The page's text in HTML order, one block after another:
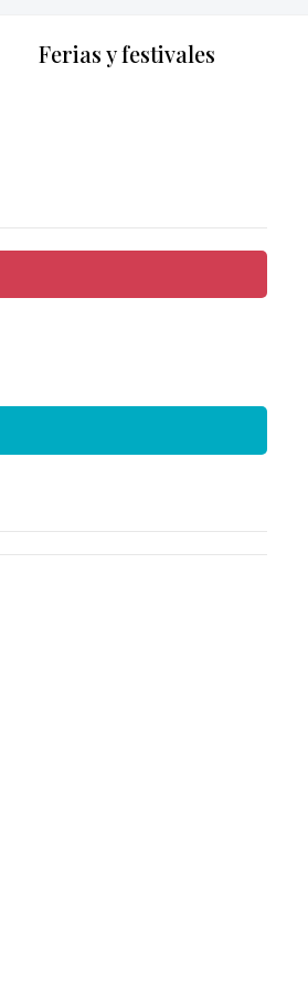
Ferias y festivales